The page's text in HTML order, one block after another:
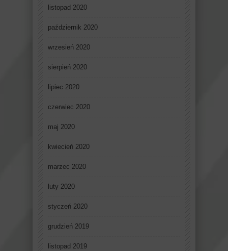
listopad 2020
październik 2020
wrzesień 2020
sierpień 2020
lipiec 2020
czerwiec 2020
maj 2020
kwiecień 2020
marzec 2020
luty 2020
styczeń 2020
grudzień 2019
listopad 2019